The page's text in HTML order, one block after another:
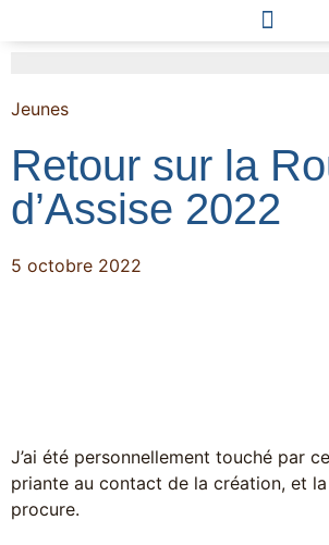
Jeunes
Retour sur la
d’Assise 2022
5 octobre 2022
J’ai été personnellement touché par
priante au contact de la création, et
procure.